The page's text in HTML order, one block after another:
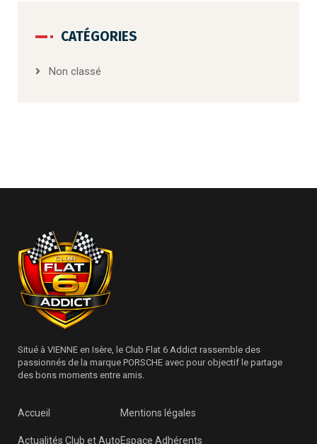
CATÉGORIES
Non classé
Situé à VIENNE en Isère, le Club Flat 6 Addict rassemble des
passionnés de la marque PORSCHE avec pour objectif le partage
des bons moments entre amis.
Accueil
Actualités Club et Auto
Mentions légales
Espace Adhérents